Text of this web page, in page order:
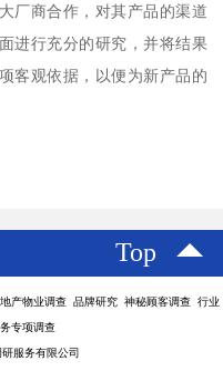
厂商合作，对其产品的渠道
进行充分的研究，并将结果
客观依据，以便为新产品的
Top
产物业调查 品牌研究 神秘顾客调查 行业
专项调查
服务有限公司